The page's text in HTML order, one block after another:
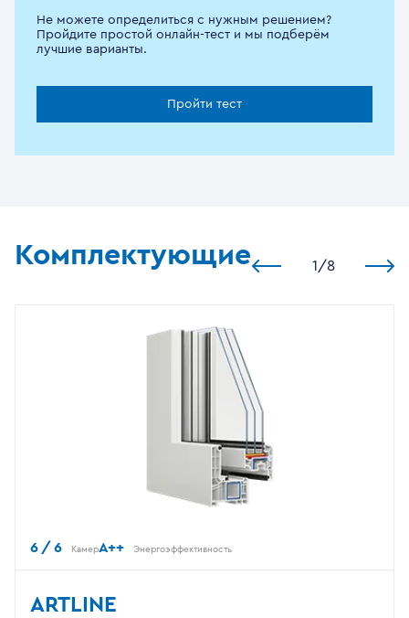
Не можете определиться с нужным решением?
Пройдите простой онлайн-тест и мы подберём
лучшие варианты.
Пройти тест
Комплектующие 1 /8
6 / 6 КамерA++ Энергоэффективность
ARTLINE